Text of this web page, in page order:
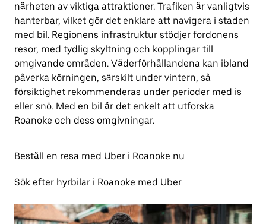
närheten av viktiga attraktioner. Trafiken är vanligtvis
hanterbar, vilket gör det enklare att navigera i staden
med bil. Regionens infrastruktur stödjer fordonens
resor, med tydlig skyltning och kopplingar till
omgivande områden. Väderförhållandena kan ibland
påverka körningen, särskilt under vintern, så
försiktighet rekommenderas under perioder med is
eller snö. Med en bil är det enkelt att utforska
Roanoke och dess omgivningar.
Beställ en resa med Uber i Roanoke nu
Sök efter hyrbilar i Roanoke med Uber